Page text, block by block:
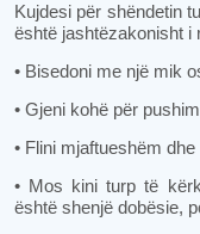
Kujdesi për shëndetin
është jashtëzakonisht i
• Bisedoni me një mik
• Gjeni kohë për
• Flini mjaftueshëm
• Mos kini turp të
është shenjë dobësie,